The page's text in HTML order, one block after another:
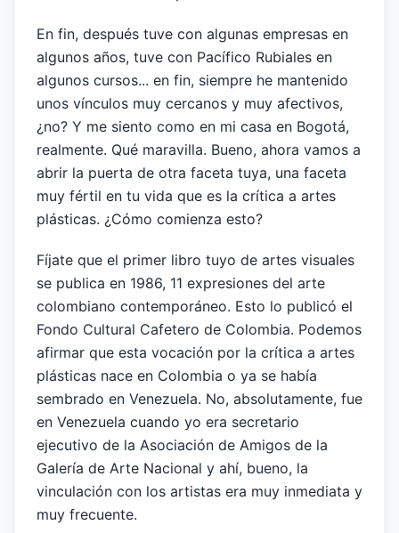
En fin, después tuve con algunas empresas en
algunos años, tuve con Pacífico Rubiales en
algunos cursos... en fin, siempre he mantenido
unos vínculos muy cercanos y muy afectivos,
¿no? Y me siento como en mi casa en Bogotá,
realmente. Qué maravilla. Bueno, ahora vamos a
abrir la puerta de otra faceta tuya, una faceta
muy fértil en tu vida que es la crítica a artes
plásticas. ¿Cómo comienza esto?
Fíjate que el primer libro tuyo de artes visuales
se publica en 1986, 11 expresiones del arte
colombiano contemporáneo. Esto lo publicó el
Fondo Cultural Cafetero de Colombia. Podemos
afirmar que esta vocación por la crítica a artes
plásticas nace en Colombia o ya se había
sembrado en Venezuela. No, absolutamente, fue
en Venezuela cuando yo era secretario
ejecutivo de la Asociación de Amigos de la
Galería de Arte Nacional y ahí, bueno, la
vinculación con los artistas era muy inmediata y
muy frecuente.